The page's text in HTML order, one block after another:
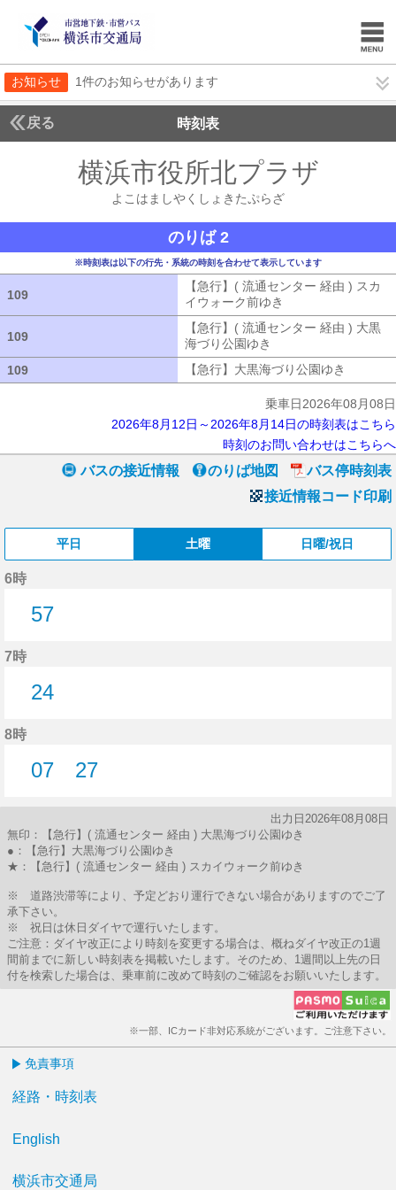
お知らせ 1件のお知らせがあります
戻る 時刻表
横浜市役所北プラザ
よこはましやくしょきたぷらざ
のりば 2
※時刻表は以下の行先・系統の時刻を合わせて表示しています
109
【急行】( 流通センター 経由 ) スカ
イウォーク前ゆき
109
【急行】( 流通センター 経由 ) 大黒
海づり公園ゆき
109
【急行】大黒海づり公園ゆき
乗車日2026年08月08日
2026年8月12日～2026年8月14日の時刻表はこちら
時刻のお問い合わせはこちらへ
バスの接近情報 のりば地図
バス停時刻表
接近情報コード印刷
平日 土曜 日曜/祝日
6時
57
7時
24
8時
07
27
出力日2026年08月08日
無印：【急行】( 流通センター 経由 ) 大黒海づり公園ゆき
●：【急行】大黒海づり公園ゆき
★：【急行】( 流通センター 経由 ) スカイウォーク前ゆき
※ 道路渋滞等により、予定どおり運行できない場合がありますのでご了
承下さい。
※ 祝日は休日ダイヤで運行いたします。
ご注意：ダイヤ改正により時刻を変更する場合は、概ねダイヤ改正の1週
間前までに新しい時刻表を掲載いたします。そのため、1週間以上先の日
付を検索した場合は、乗車前に改めて時刻のご確認をお願いいたします。
※一部、ICカード非対応系統がございます。ご注意下さい。
免責事項
経路・時刻表
English
横浜市交通局